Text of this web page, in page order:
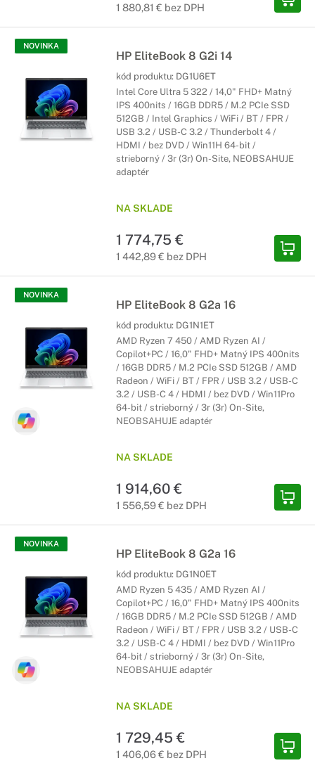
1 880,81 € bez DPH
NOVINKA
HP EliteBook 8 G2i 14
kód produktu: DG1U6ET
Intel Core Ultra 5 322 / 14,0" FHD+ Matný
IPS 400nits / 16GB DDR5 / M.2 PCIe SSD
512GB / Intel Graphics / WiFi / BT / FPR /
USB 3.2 / USB-C 3.2 / Thunderbolt 4 /
HDMI / bez DVD / Win11H 64-bit /
strieborný / 3r (3r) On-Site, NEOBSAHUJE
adaptér
NA SKLADE
1 774,75 €
1 442,89 € bez DPH
NOVINKA
HP EliteBook 8 G2a 16
kód produktu: DG1N1ET
AMD Ryzen 7 450 / AMD Ryzen AI /
Copilot+PC / 16,0" FHD+ Matný IPS 400nits
/ 16GB DDR5 / M.2 PCIe SSD 512GB / AMD
Radeon / WiFi / BT / FPR / USB 3.2 / USB-C
3.2 / USB-C 4 / HDMI / bez DVD / Win11Pro
64-bit / strieborný / 3r (3r) On-Site,
NEOBSAHUJE adaptér
NA SKLADE
1 914,60 €
1 556,59 € bez DPH
NOVINKA
HP EliteBook 8 G2a 16
kód produktu: DG1N0ET
AMD Ryzen 5 435 / AMD Ryzen AI /
Copilot+PC / 16,0" FHD+ Matný IPS 400nits
/ 16GB DDR5 / M.2 PCIe SSD 512GB / AMD
Radeon / WiFi / BT / FPR / USB 3.2 / USB-C
3.2 / USB-C 4 / HDMI / bez DVD / Win11Pro
64-bit / strieborný / 3r (3r) On-Site,
NEOBSAHUJE adaptér
NA SKLADE
1 729,45 €
1 406,06 € bez DPH